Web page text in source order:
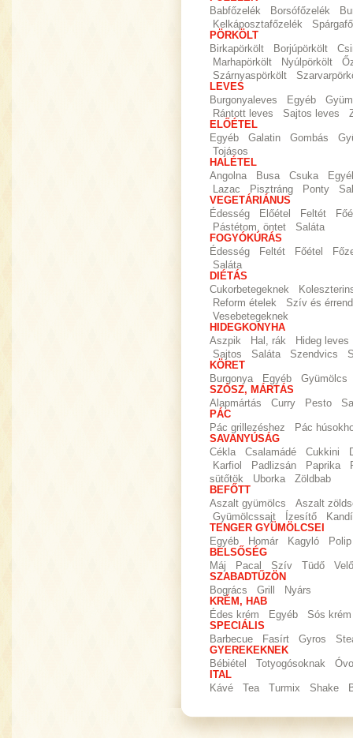
Babfőzelék
Borsófőzelék
Kelkáposztafőzelék
PÖRKÖLT
Birkapörkölt
Borjúpörkölt
Marhapörkölt
Nyúlpörkölt
Szárnyaspörkölt
LEVES
Burgonyaleves
Egyéb
Rántott leves
Sajtos leves
ELŐÉTEL
Egyéb
Galatin Gombás
Tojásos
HALÉTEL
Angolna
Busa Csuka
Lazac
Pisztráng Ponty
VEGETÁRIÁNUS
Édesség
Előétel Feltét
Pástétom, öntet
Saláta
FOGYÓKÚRÁS
Édesség
Feltét Főétel
Saláta
DIÉTÁS
Cukorbetegeknek
Reform ételek
Szív és
Vesebetegeknek
HIDEGKONYHA
Aszpik
Hal, rák
Hideg leves
Sajtos
Saláta Szendvics
KÖRET
Burgonya
Egyéb
Gyümölcs
SZÓSZ, MÁRTÁS
Alapmártás
Curry Pesto
PÁC
Pác grillezéshez
Pác
SAVANYÚSÁG
Cékla
Csalamádé Cukkini
Karfiol
Padlizsán Paprika
sütőtök
Uborka
Zöldbab
BEFŐTT
Aszalt gyümölcs
Aszalt
Gyümölcssajt
Ízesítő
TENGER GYÜMÖLCSEI
Egyéb
Homár Kagyló
Polip
BELSŐSÉG
Máj
Pacal Szív Tüdő
Velő
SZABADTŰZÖN
Bogrács
Grill
Nyárs
KRÉM, HAB
Édes krém
Egyéb
Sós krém
SPECIÁLIS
Barbecue
Fasírt Gyros
GYEREKEKNEK
Bébiétel
Totyogósoknak
ITAL
Kávé
Tea Turmix Shake